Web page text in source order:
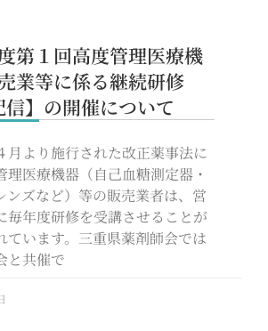
第１回高度管理医療機
業等に係る継続研修
信】の開催について
月より施行された改正薬事法に
理医療機器（自己血糖測定器・
ンズなど）等の販売業者は、営
毎年度研修を受講させることが
ています。三重県薬剤師会では
と共催で